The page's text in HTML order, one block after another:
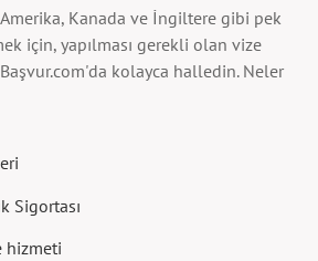
Kanada ve İngiltere gibi pek
için, yapılması gerekli olan vize
kolayca halledin. Neler
Sigortası
hizmeti